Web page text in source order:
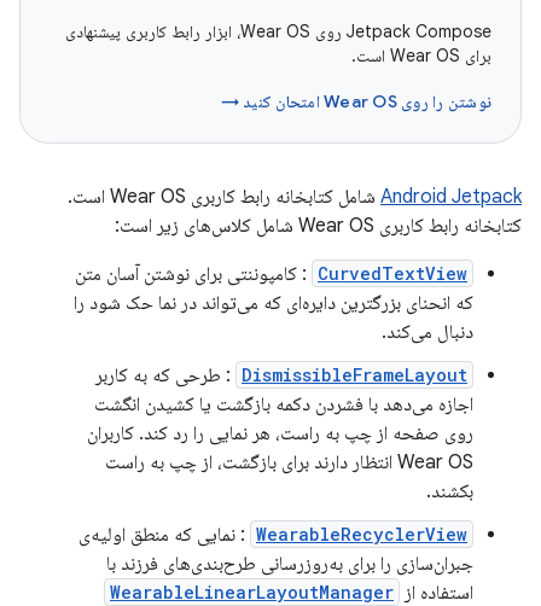
Jetpack Compose روی Wear OS، ابزار رابط کاربری پیشنهادی
برای Wear OS است.
نوشتن را روی Wear OS امتحان کنید →
Android Jetpack
شامل کتابخانه رابط کاربری Wear OS است.
کتابخانه رابط کاربری Wear OS شامل کلاس‌های زیر است:
CurvedTextView : کامپوننتی برای نوشتن آسان متن
که انحنای بزرگترین دایره‌ای که می‌تواند در نما حک شود را
دنبال می‌کند.
DismissibleFrameLayout : طرحی که به کاربر
اجازه می‌دهد با فشردن دکمه بازگشت یا کشیدن انگشت
روی صفحه از چپ به راست، هر نمایی را رد کند. کاربران
Wear OS انتظار دارند برای بازگشت، از چپ به راست
بکشند.
WearableRecyclerView : نمایی که منطق اولیه‌ی
جبران‌سازی را برای به‌روزرسانی طرح‌بندی‌های فرزند با
استفاده از WearableLinearLayoutManager